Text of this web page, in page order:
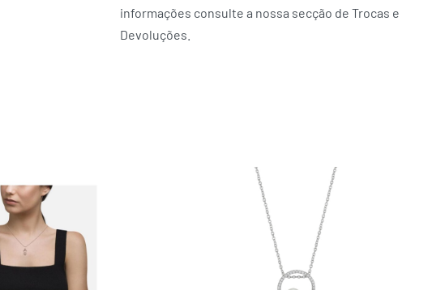
informações consulte a nossa secção de Trocas e
Devoluções.